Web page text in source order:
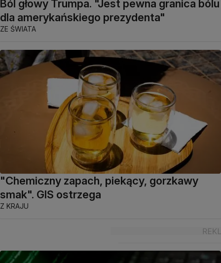
Ból głowy Trumpa. "Jest pewna granica bólu
dla amerykańskiego prezydenta"
ZE ŚWIATA
"Chemiczny zapach, piekący, gorzkawy
smak". GIS ostrzega
Z KRAJU